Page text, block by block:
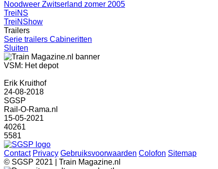
Noodweer Zwitserland zomer 2005
TreiNS
TreiNShow
Trailers
Serie trailers Cabineritten
Sluiten
VSM: Het depot
Erik Kruithof
24-08-2018
SGSP
Rail-O-Rama.nl
15-05-2021
40261
5581
Contact Privacy Gebruiksvoorwaarden Colofon Sitemap
© SGSP 2021 | Train Magazine.nl